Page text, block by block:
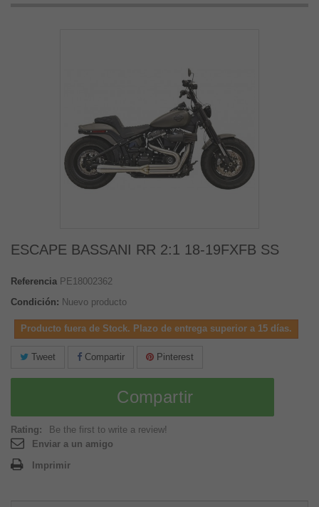
ESCAPE BASSANI RR 2:1 18-19FXFB SS
Referencia PE18002362
Condición: Nuevo producto
Producto fuera de Stock. Plazo de entrega superior a 15 días.
Tweet Compartir Pinterest
Compartir
Rating:
Be the first to write a review!
Enviar a un amigo
Imprimir